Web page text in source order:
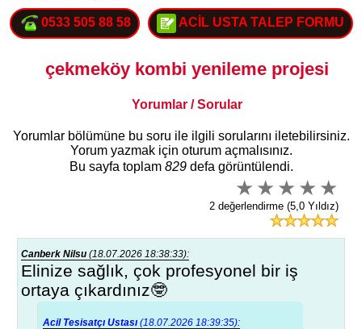
0533 505 88 58 ACİL USTA TALEP FORMU
çekmeköy kombi yenileme projesi
Yorumlar / Sorular
Yorumlar bölümüne bu soru ile ilgili sorularını iletebilirsiniz.
Yorum yazmak için oturum açmalısınız.
Bu sayfa toplam 829defa görüntülendi.
2 değerlendirme (5,0 Yıldız)
Canberk Nilsu (18.07.2026 18:38:33):
Elinize sağlık, çok profesyonel bir iş
ortaya çıkardınız🤓
Acil Tesisatçı Ustası (18.07.2026 18:39:35):